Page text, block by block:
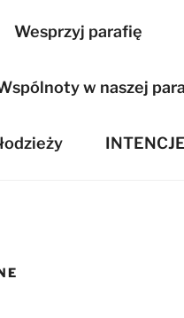
Wesprzyj parafię
w naszej